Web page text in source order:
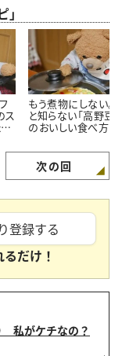
ス
もう煮物にしない。
と知らない「高野豆
のおいしい食べ方
次の回
登録する
だけ！
私がケチなの？